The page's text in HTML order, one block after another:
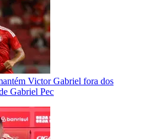
Victor Gabriel fora dos
Gabriel Pec